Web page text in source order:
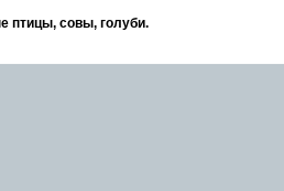
птицы, совы, голуби.